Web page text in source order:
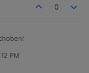
0
setzen.
PM